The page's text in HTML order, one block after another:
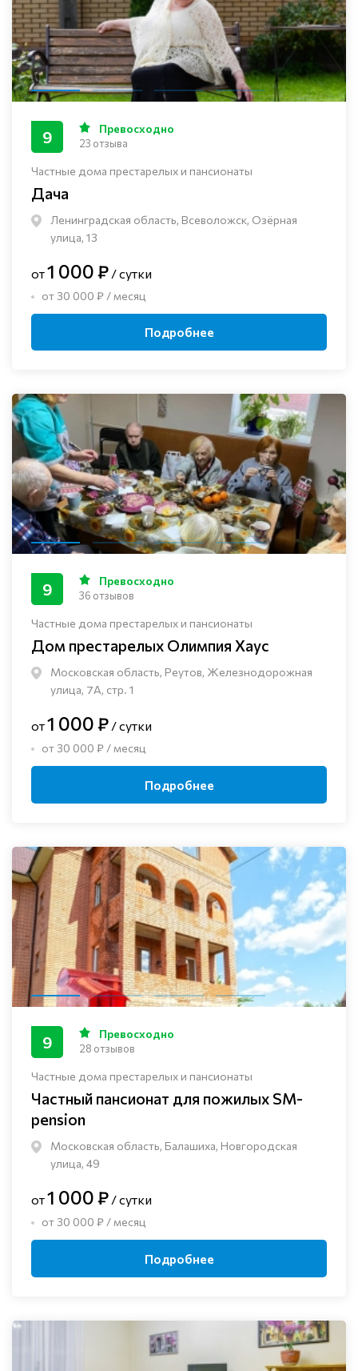
Частные дома престарелых и пансионаты
Дача
Ленинградская область, Всеволожск, Озёрная
улица, 13
9 Превосходно
23 отзыва
от1 000 ₽ / сутки
от 30 000 ₽ / месяц
Подробнее
Частные дома престарелых и пансионаты
Дом престарелых Олимпия Хаус
Московская область, Реутов, Железнодорожная
улица, 7А, стр. 1
9 Превосходно
36 отзывов
от1 000 ₽ / сутки
от 30 000 ₽ / месяц
Подробнее
Частные дома престарелых и пансионаты
Частный пансионат для пожилых SM-
pension
Московская область, Балашиха, Новгородская
улица, 49
9 Превосходно
28 отзывов
от1 000 ₽ / сутки
от 30 000 ₽ / месяц
Подробнее